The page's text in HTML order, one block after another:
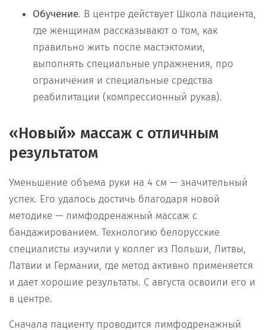
Обучение. В центре действует Школа пациента,
где женщинам рассказывают о том, как
правильно жить после мастэктомии,
выполнять специальные упражнения, про
ограничения и специальные средства
реабилитации (компрессионный рукав).
«Новый» массаж с отличным
результатом
Уменьшение объема руки на 4 см — значительный
успех. Его удалось достичь благодаря новой
методике — лимфодренажный массаж с
бандажированием. Технологию белорусские
специалисты изучили у коллег из Польши, Литвы,
Латвии и Германии, где метод активно применяется
и дает хорошие результаты. С августа освоили его и
в центре.
Сначала пациенту проводится лимфодренажный